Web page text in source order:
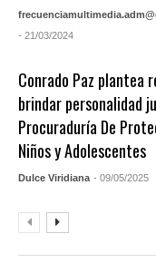
- 21/03/2024
Conrado Paz plantea
brindar personalidad
Procuraduría De
Niños y Adolescentes
Dulce Viridiana - 09/05/2025